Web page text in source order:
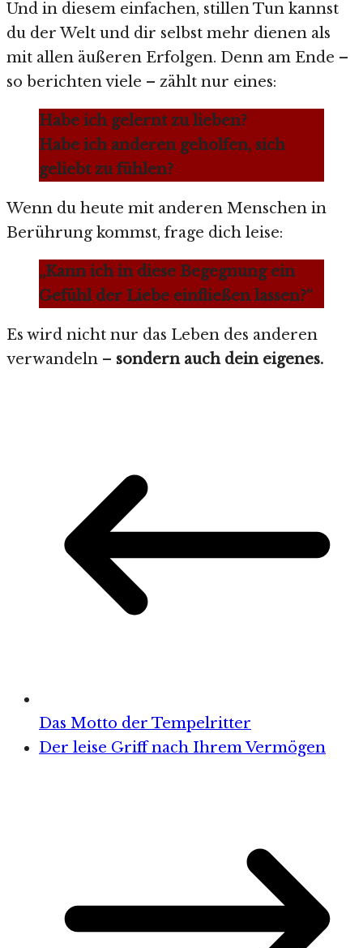
Und in diesem einfachen, stillen Tun kannst
du der Welt und dir selbst mehr dienen als
mit allen äußeren Erfolgen. Denn am Ende –
so berichten viele – zählt nur eines:
Habe ich gelernt zu lieben?
Habe ich anderen geholfen, sich
geliebt zu fühlen?
Wenn du heute mit anderen Menschen in
Berührung kommst, frage dich leise:
„Kann ich in diese Begegnung ein
Gefühl der Liebe einfließen lassen?“
Es wird nicht nur das Leben des anderen
verwandeln – sondern auch dein eigenes.
Das Motto der Tempelritter
Der leise Griff nach Ihrem Vermögen